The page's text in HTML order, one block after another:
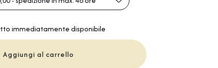
immediatamente disponibile
Aggiungi al carrello